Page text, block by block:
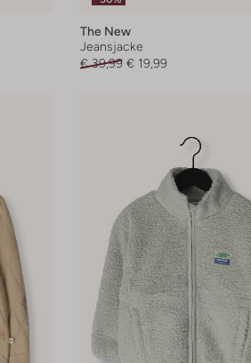
The New
Jeansjacke
€ 39,99 € 19,99